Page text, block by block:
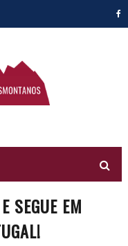
SEGUE EM